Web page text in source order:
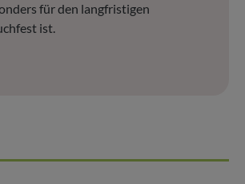
für den langfristigen
ist.